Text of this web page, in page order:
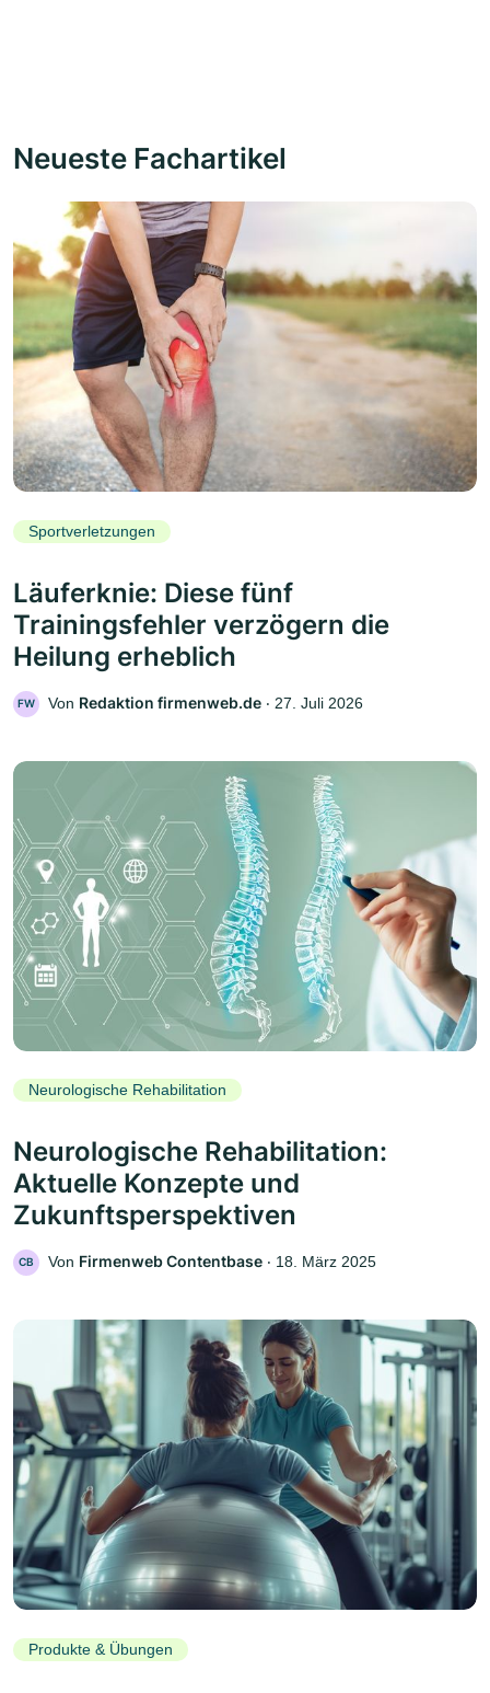
Neueste Fachartikel
Sportverletzungen
Läuferknie: Diese fünf
Trainingsfehler verzögern die
Heilung erheblich
FW Von Redaktion firmenweb.de ‧ 27. Juli 2026
Neurologische Rehabilitation
Neurologische Rehabilitation:
Aktuelle Konzepte und
Zukunftsperspektiven
CB Von Firmenweb Contentbase ‧ 18. März 2025
Produkte & Übungen